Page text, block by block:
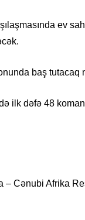
ev
baş tutacaq
ilk dəfə 48
– Cənubi Afrika